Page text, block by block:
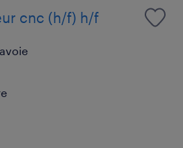
cnc (h/f) h/f